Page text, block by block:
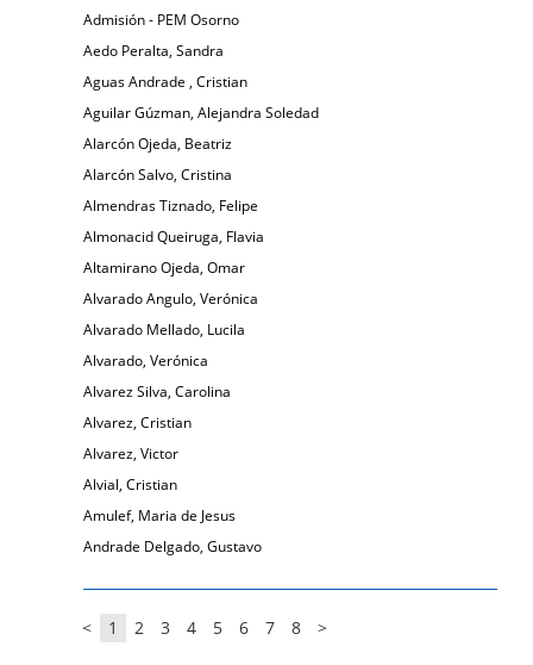
Admisión - PEM Osorno
Aedo Peralta, Sandra
Aguas Andrade , Cristian
Aguilar Gúzman, Alejandra Soledad
Alarcón Ojeda, Beatriz
Alarcón Salvo, Cristina
Almendras Tiznado, Felipe
Almonacid Queiruga, Flavia
Altamirano Ojeda, Omar
Alvarado Angulo, Verónica
Alvarado Mellado, Lucila
Alvarado, Verónica
Alvarez Silva, Carolina
Alvarez, Cristian
Alvarez, Victor
Alvial, Cristian
Amulef, Maria de Jesus
Andrade Delgado, Gustavo
< 1 2 3 4 5 6 7 8 >